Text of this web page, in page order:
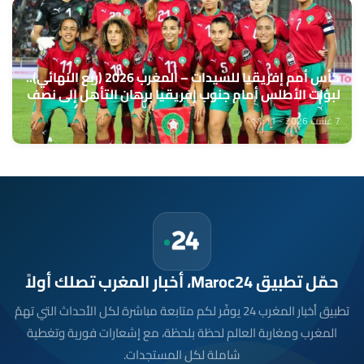
كأس أمم إفريقيا للسيدات – المغرب 2026 (ربع النهائي)..
لبؤات الأطلس أمام جنوب إفريقيا برهان التأهل إلى نصف
النهائي ومونديال 2027
7 غشت 2026 - 11:11
حمّل تطبيق Maroc24، أخبار المغرب تصلك أولاً
تطبيق أخبار المغرب 24 يوفّر لكم متابعة مباشرة لكل الأحداث التي تهمّ
المغرب ومغاربة العالم لحظة بلحظة، مع إشعارات فورية وتغطية
شاملة لكل المستجدات.